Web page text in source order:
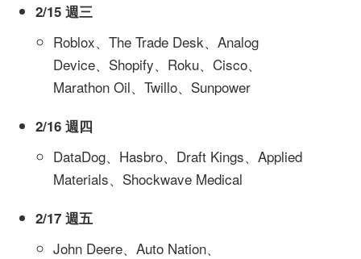
2/15 週三
Roblox、The Trade Desk、Analog
Device、Shopify、Roku、Cisco、
Marathon Oil、Twillo、Sunpower
2/16 週四
DataDog、Hasbro、Draft Kings、Applied
Materials、Shockwave Medical
2/17 週五
John Deere、Auto Nation、